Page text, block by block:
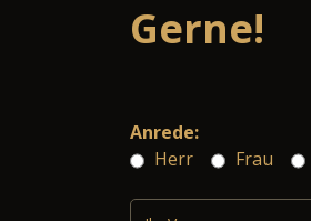
Gerne!
Anrede:
Herr
Frau